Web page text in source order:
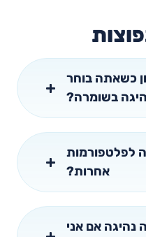
כשאתה בוחר
בשומרה?
לפלטפורמות
אחרות?
נהיגה אם אני